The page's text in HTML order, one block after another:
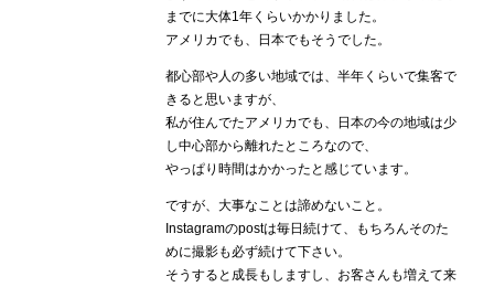
までに大体1年くらいかかりました。
アメリカでも、日本でもそうでした。
都心部や人の多い地域では、半年くらいで集客で
きると思いますが、
私が住んでたアメリカでも、日本の今の地域は少
し中心部から離れたところなので、
やっぱり時間はかかったと感じています。
ですが、大事なことは諦めないこと。
Instagramのpostは毎日続けて、もちろんそのた
めに撮影も必ず続けて下さい。
そうすると成長もしますし、お客さんも増えて来